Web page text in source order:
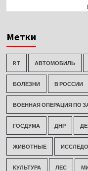
Метки
RT АВТОМОБИЛЬ
БОЛЕЗНИ В РОССИИ
ВОЕННАЯ ОПЕРАЦИЯ ПО
ГОСДУМА ДНР
ЖИВОТНЫЕ
КУЛЬТУРА ЛЕС